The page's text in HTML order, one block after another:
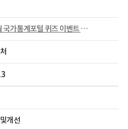
2026년 6월 국가통계포털 퀴즈 이벤트 당첨자 발표
개선